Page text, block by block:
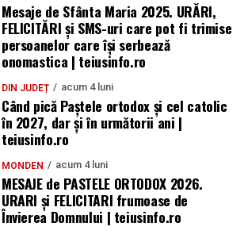
Mesaje de Sfânta Maria 2025. URĂRI,
FELICITĂRI și SMS-uri care pot fi trimise
persoanelor care își serbează
onomastica | teiusinfo.ro
DIN JUDEȚ acum 4 luni
Când pică Paștele ortodox și cel catolic
în 2027, dar și în următorii ani |
teiusinfo.ro
MONDEN acum 4 luni
MESAJE de PASTELE ORTODOX 2026.
URARI și FELICITARI frumoase de
Învierea Domnului | teiusinfo.ro